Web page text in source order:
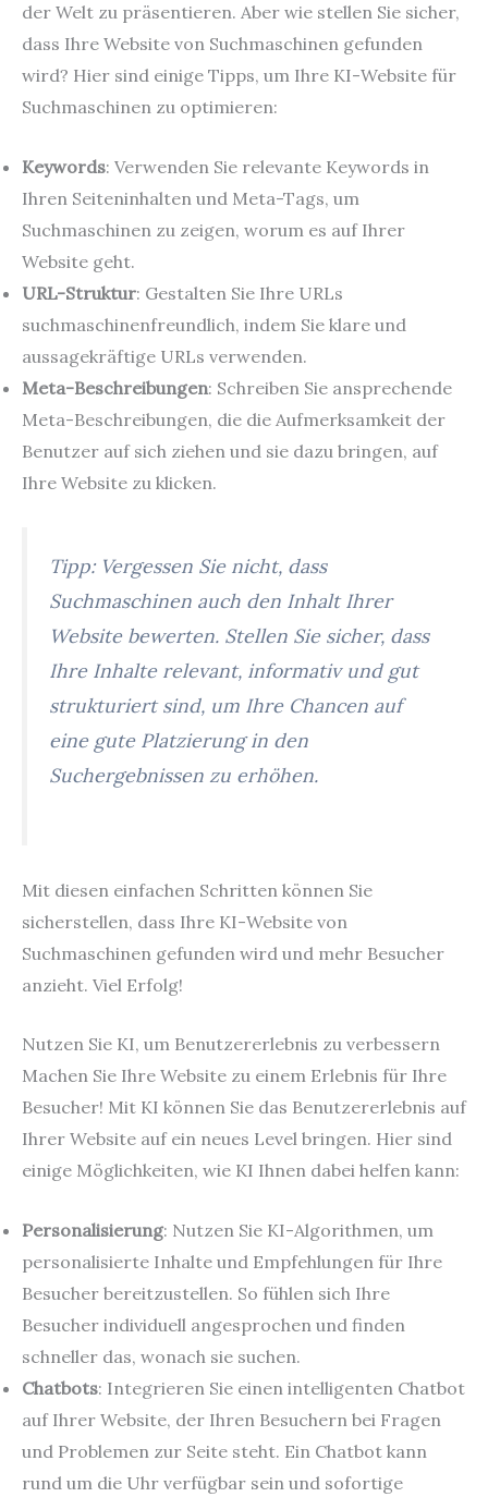
der Welt zu präsentieren. Aber wie stellen Sie sicher,
dass Ihre Website von Suchmaschinen gefunden
wird? Hier sind einige Tipps, um Ihre KI-Website für
Suchmaschinen zu optimieren:
Keywords: Verwenden Sie relevante Keywords in
Ihren Seiteninhalten und Meta-Tags, um
Suchmaschinen zu zeigen, worum es auf Ihrer
Website geht.
URL-Struktur: Gestalten Sie Ihre URLs
suchmaschinenfreundlich, indem Sie klare und
aussagekräftige URLs verwenden.
Meta-Beschreibungen: Schreiben Sie ansprechende
Meta-Beschreibungen, die die Aufmerksamkeit der
Benutzer auf sich ziehen und sie dazu bringen, auf
Ihre Website zu klicken.
Tipp: Vergessen Sie nicht, dass
Suchmaschinen auch den Inhalt Ihrer
Website bewerten. Stellen Sie sicher, dass
Ihre Inhalte relevant, informativ und gut
strukturiert sind, um Ihre Chancen auf
eine gute Platzierung in den
Suchergebnissen zu erhöhen.
Mit diesen einfachen Schritten können Sie
sicherstellen, dass Ihre KI-Website von
Suchmaschinen gefunden wird und mehr Besucher
anzieht. Viel Erfolg!
Nutzen Sie KI, um Benutzererlebnis zu verbessern
Machen Sie Ihre Website zu einem Erlebnis für Ihre
Besucher! Mit KI können Sie das Benutzererlebnis auf
Ihrer Website auf ein neues Level bringen. Hier sind
einige Möglichkeiten, wie KI Ihnen dabei helfen kann:
Personalisierung: Nutzen Sie KI-Algorithmen, um
personalisierte Inhalte und Empfehlungen für Ihre
Besucher bereitzustellen. So fühlen sich Ihre
Besucher individuell angesprochen und finden
schneller das, wonach sie suchen.
Chatbots: Integrieren Sie einen intelligenten Chatbot
auf Ihrer Website, der Ihren Besuchern bei Fragen
und Problemen zur Seite steht. Ein Chatbot kann
rund um die Uhr verfügbar sein und sofortige